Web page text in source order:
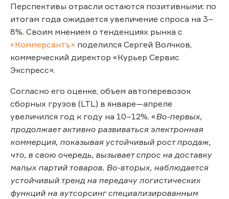
Перспективы отрасли остаются позитивными: по
итогам года ожидается увеличение спроса на 3–
8%. Своим мнением о тенденциях рынка с
«Коммерсантъ» поделился Сергей Волчков,
коммерческий директор «Курьер Сервис
Экспресс».
Согласно его оценке, объем автоперевозок
сборных грузов (LTL) в январе—апреле
увеличился год к году на 10–12%. «Во-первых,
продолжает активно развиваться электронная
коммерция, показывая устойчивый рост продаж,
что, в свою очередь, вызывает спрос на доставку
малых партий товаров. Во-вторых, наблюдается
устойчивый тренд на передачу логистических
функций на аутсорсинг специализированным